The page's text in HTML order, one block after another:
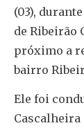
(03),
de Ribeirão
próximo a
bairro
Ele foi